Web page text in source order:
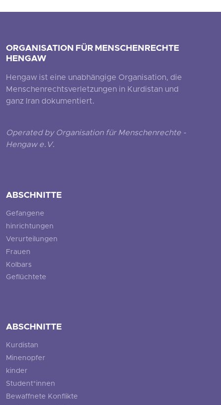
ORGANISATION FÜR MENSCHENRECHTE
HENGAW
Hengaw ist eine unabhängige Organisation, die
Menschenrechtsverletzungen in Kurdistan und
ganz Iran dokumentiert.
Operated by Organisation für Menschenrechte -
Hengaw e.V.
ABSCHNITTE
Gefangene
hinrichtungen
Verurteilungen
Frauen
Kolbars
Geflüchtete
ABSCHNITTE
Kurdistan
Minenopfer
kinder
Student*innen
Bewaffnete Konflikte